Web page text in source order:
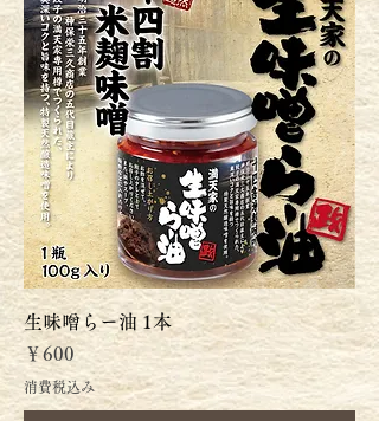
生味噌らー油 1本
価格
￥600
消費税込み